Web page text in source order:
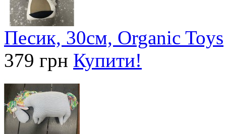
Песик, 30см, Organic Toys
379 грн Купити!